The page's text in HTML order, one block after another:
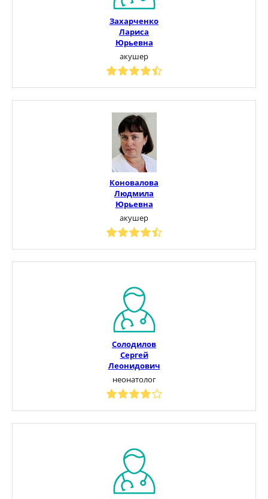
Захарченко
Лариса
Юрьевна
акушер
Коновалова
Людмила
Юрьевна
акушер
Солодилов
Сергей
Леонидович
неонатолог